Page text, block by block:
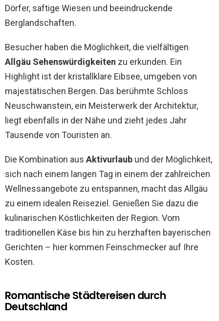
Dörfer, saftige Wiesen und beeindruckende
Berglandschaften.
Besucher haben die Möglichkeit, die vielfältigen
Allgäu Sehenswürdigkeiten zu erkunden. Ein
Highlight ist der kristallklare Eibsee, umgeben von
majestätischen Bergen. Das berühmte Schloss
Neuschwanstein, ein Meisterwerk der Architektur,
liegt ebenfalls in der Nähe und zieht jedes Jahr
Tausende von Touristen an.
Die Kombination aus Aktivurlaub und der Möglichkeit,
sich nach einem langen Tag in einem der zahlreichen
Wellnessangebote zu entspannen, macht das Allgäu
zu einem idealen Reiseziel. Genießen Sie dazu die
kulinarischen Köstlichkeiten der Region. Vom
traditionellen Käse bis hin zu herzhaften bayerischen
Gerichten – hier kommen Feinschmecker auf Ihre
Kosten.
Romantische Städtereisen durch
Deutschland